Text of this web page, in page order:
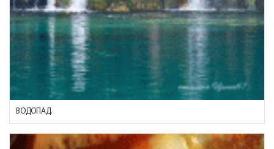
ВОДОПАД.